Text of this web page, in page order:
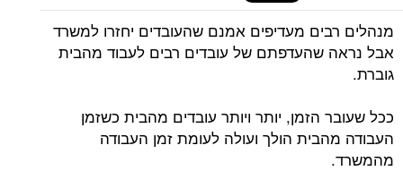
מנהלים רבים מעדיפים אמנם שהעובדים יחזרו למשרד
אבל נראה שהעדפתם של עובדים רבים לעבוד מהבית
גוברת.
ככל שעובר הזמן, יותר ויותר עובדים מהבית כשזמן
העבודה מהבית הולך ועולה לעומת זמן העבודה
מהמשרד.